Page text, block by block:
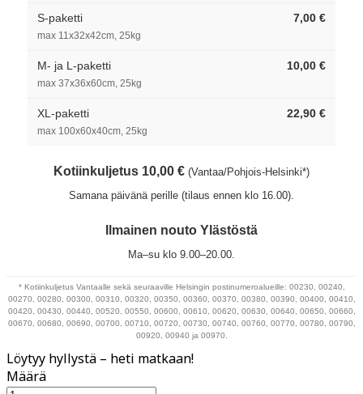
S-paketti
max 11x32x42cm, 25kg
7,00 €
M- ja L-paketti
max 37x36x60cm, 25kg
10,00 €
XL-paketti
max 100x60x40cm, 25kg
22,90 €
Kotiinkuljetus 10,00 € (Vantaa/Pohjois-Helsinki*)
Samana päivänä perille (tilaus ennen klo 16.00).
Ilmainen nouto Ylästöstä
Ma–su klo 9.00–20.00.
* Kotiinkuljetus Vantaalle sekä seuraaville Helsingin postinumeroalueille: 00230, 00240,
00270, 00280, 00300, 00310, 00320, 00350, 00360, 00370, 00380, 00390, 00400, 00410,
00420, 00430, 00440, 00520, 00550, 00600, 00610, 00620, 00630, 00640, 00650, 00660,
00670, 00680, 00690, 00700, 00710, 00720, 00730, 00740, 00760, 00770, 00780, 00790,
00920, 00940 ja 00970.
Löytyy hyllystä – heti matkaan!
Määrä